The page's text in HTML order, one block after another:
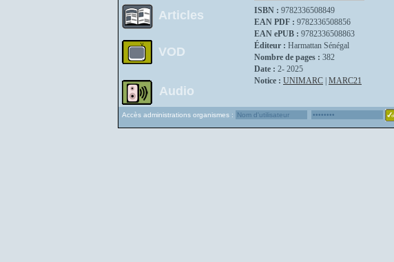
Articles
VOD
Audio
ISBN : 9782336508849
EAN PDF : 9782336508856
EAN ePUB : 9782336508863
Éditeur : Harmattan Sénégal
Nombre de pages : 382
Date : 2- 2025
Notice : UNIMARC MARC21
Accès administrations organismes :